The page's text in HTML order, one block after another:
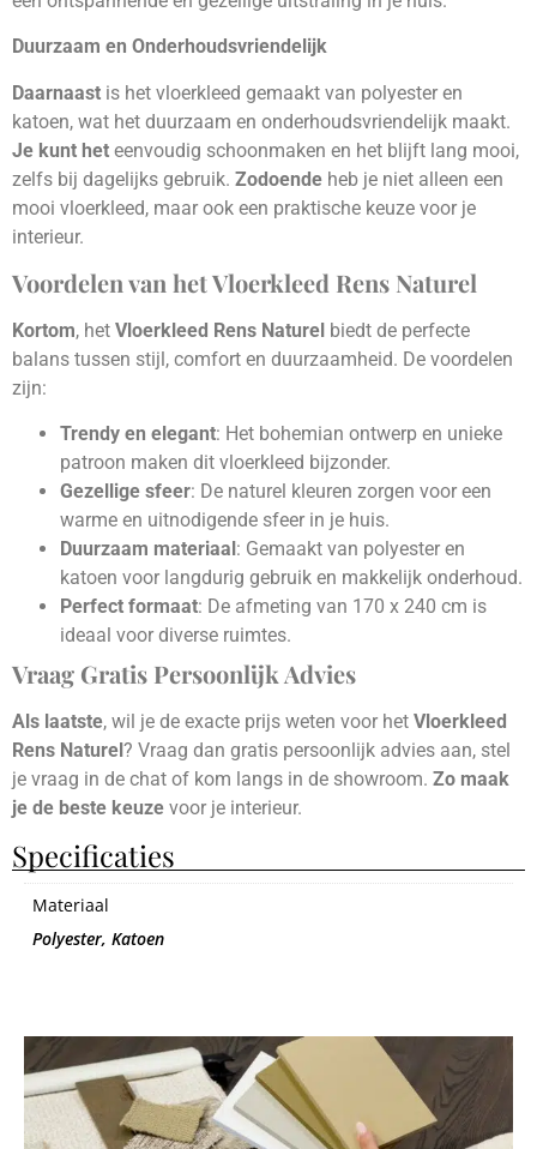
Duurzaam en Onderhoudsvriendelijk
Daarnaast is het vloerkleed gemaakt van polyester en
katoen, wat het duurzaam en onderhoudsvriendelijk maakt.
Je kunt het eenvoudig schoonmaken en het blijft lang mooi,
zelfs bij dagelijks gebruik. Zodoende heb je niet alleen een
mooi vloerkleed, maar ook een praktische keuze voor je
interieur.
Voordelen van het Vloerkleed Rens Naturel
Kortom, het Vloerkleed Rens Naturel biedt de perfecte
balans tussen stijl, comfort en duurzaamheid. De voordelen
zijn:
Trendy en elegant: Het bohemian ontwerp en unieke
patroon maken dit vloerkleed bijzonder.
Gezellige sfeer: De naturel kleuren zorgen voor een
warme en uitnodigende sfeer in je huis.
Duurzaam materiaal : Gemaakt van polyester en
katoen voor langdurig gebruik en makkelijk onderhoud.
Perfect formaat: De afmeting van 170 x 240 cm is
ideaal voor diverse ruimtes.
Vraag Gratis Persoonlijk Advies
Als laatste, wil je de exacte prijs weten voor het Vloerkleed
Rens Naturel ? Vraag dan gratis persoonlijk advies aan, stel
je vraag in de chat of kom langs in de showroom. Zo maak
je de beste keuze voor je interieur.
Specificaties
Materiaal
Polyester, Katoen